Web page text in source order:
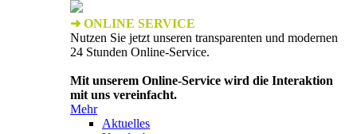
➜ ONLINE SERVICE
Nutzen Sie jetzt unseren transparenten und modernen
24 Stunden Online-Service.
Mit unserem Online-Service wird die Interaktion
mit uns vereinfacht.
Mehr
Aktuelles